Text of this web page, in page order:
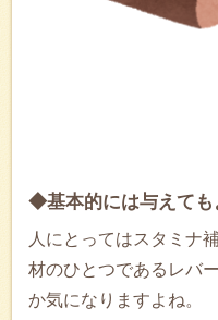
◆基本的には与えても
人にとってはスタミナ
材のひとつであるレバ
か気になりますよね。